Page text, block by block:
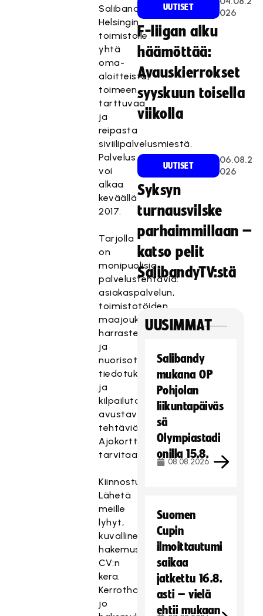
Salibandyliiton
Helsingin
toimistolle
yhtä
oma-
aloitteista,
toimeen
tarttuvaa
ja
reipasta
siviilipalvelusmiestä.
Palvelus
voi
alkaa
keväällä
2017.
Tarjolla
on
monipuolisia
palvelustehtäviä:
asiakaspalvelun,
toimistotöiden,
maajoukkuetoiminnon,
harraste-
ja
nuorisotoiminnon,
tiedotuksen
ja
kilpailutoiminnan
avustavia
tehtäviä.
Ajokortti
tarvitaan.
Kiinnostuitko?
Lähetä
meille
lyhyt,
kuvallinen
hakemus
CV:n
kera.
Kerrothan
jo
UUTISET
026
F-liigan alku
häämöttää:
Avauskierrokset
syyskuun toisella
viikolla
UUTISET
06.08.2
026
Syksyn
turnausvilske
parhaimmillaan –
katso pelit
SalibandyTV:stä
UUSIMMAT
Salibandy
mukana OP
Pohjolan
liikuntapäiväs
sä
Olympiastadi
onilla 15.8.
08.08.2026
Suomen
Cupin
ilmoittautumi
saikaa
jatkettu 16.8.
asti – vielä
ehtii mukaan